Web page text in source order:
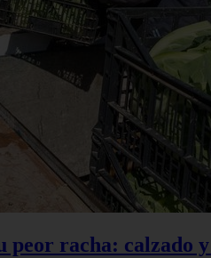
peor racha: calzado